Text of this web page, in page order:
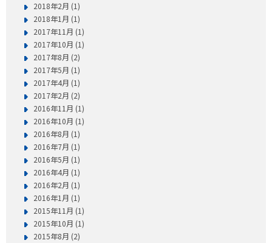
2018年2月 (1)
2018年1月 (1)
2017年11月 (1)
2017年10月 (1)
2017年8月 (2)
2017年5月 (1)
2017年4月 (1)
2017年2月 (2)
2016年11月 (1)
2016年10月 (1)
2016年8月 (1)
2016年7月 (1)
2016年5月 (1)
2016年4月 (1)
2016年2月 (1)
2016年1月 (1)
2015年11月 (1)
2015年10月 (1)
2015年8月 (2)